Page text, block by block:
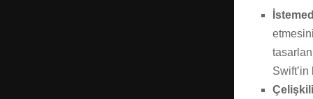
Swift’in